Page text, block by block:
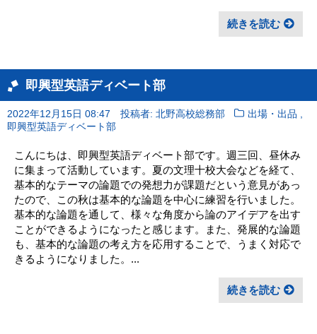
続きを読む
即興型英語ディベート部
2022年12月15日 08:47 投稿者: 北野高校総務部 出場・出品 ,
即興型英語ディベート部
こんにちは、即興型英語ディベート部です。週三回、昼休み
に集まって活動しています。夏の文理十校大会などを経て、
基本的なテーマの論題での発想力が課題だという意見があっ
たので、この秋は基本的な論題を中心に練習を行いました。
基本的な論題を通して、様々な角度から論のアイデアを出す
ことができるようになったと感じます。また、発展的な論題
も、基本的な論題の考え方を応用することで、うまく対応で
きるようになりました。...
続きを読む